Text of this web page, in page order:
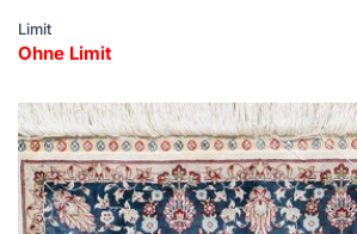
Limit
Ohne Limit